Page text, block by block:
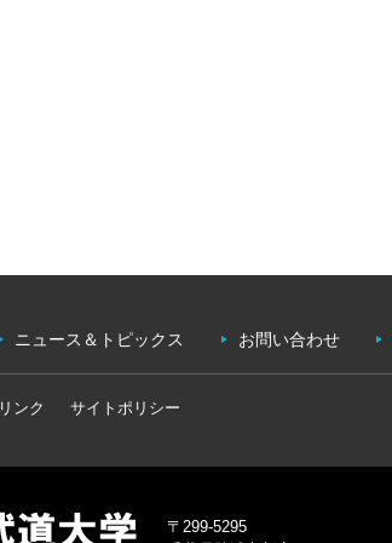
ニュース＆トピックス お問い合わせ
リンク サイトポリシー
〒299-5295